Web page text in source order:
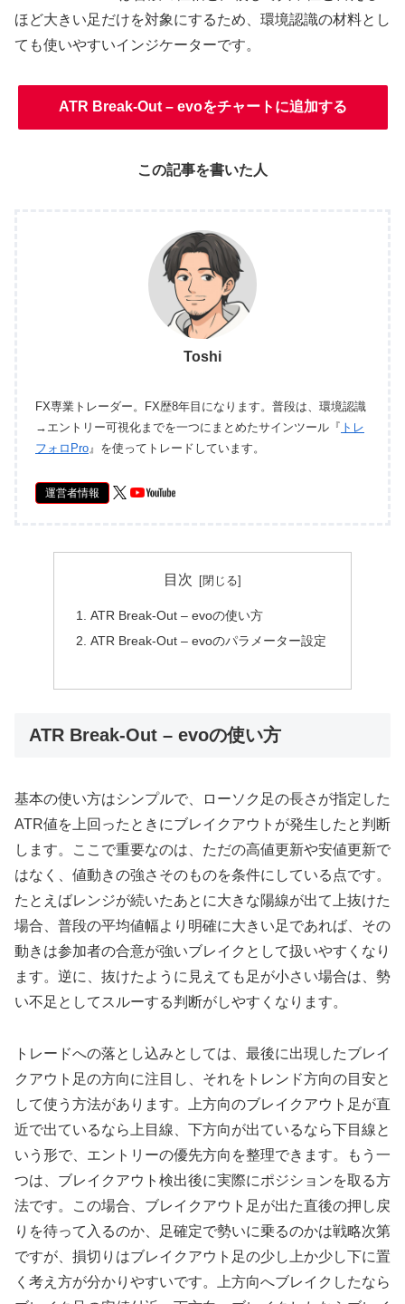
ほど大きい足だけを対象にするため、環境認識の材料とし
ても使いやすいインジケーターです。
ATR Break-Out – evoをチャートに追加する
この記事を書いた人
Toshi
FX専業トレーダー。FX歴8年目になります。普段は、環境認識
→エントリー可視化までを一つにまとめたサインツール『 トレ
フォロPro 』を使ってトレードしています。
運営者情報
目次
ATR Break-Out – evoの使い方
ATR Break-Out – evoのパラメーター設定
ATR Break-Out – evoの使い方
基本の使い方はシンプルで、ローソク足の長さが指定した
ATR値を上回ったときにブレイクアウトが発生したと判断
します。ここで重要なのは、ただの高値更新や安値更新で
はなく、値動きの強さそのものを条件にしている点です。
たとえばレンジが続いたあとに大きな陽線が出て上抜けた
場合、普段の平均値幅より明確に大きい足であれば、その
動きは参加者の合意が強いブレイクとして扱いやすくなり
ます。逆に、抜けたように見えても足が小さい場合は、勢
い不足としてスルーする判断がしやすくなります。
トレードへの落とし込みとしては、最後に出現したブレイ
クアウト足の方向に注目し、それをトレンド方向の目安と
して使う方法があります。上方向のブレイクアウト足が直
近で出ているなら上目線、下方向が出ているなら下目線と
いう形で、エントリーの優先方向を整理できます。もう一
つは、ブレイクアウト検出後に実際にポジションを取る方
法です。この場合、ブレイクアウト足が出た直後の押し戻
りを待って入るのか、足確定で勢いに乗るのかは戦略次第
ですが、損切りはブレイクアウト足の少し上か少し下に置
く考え方が分かりやすいです。上方向へブレイクしたなら